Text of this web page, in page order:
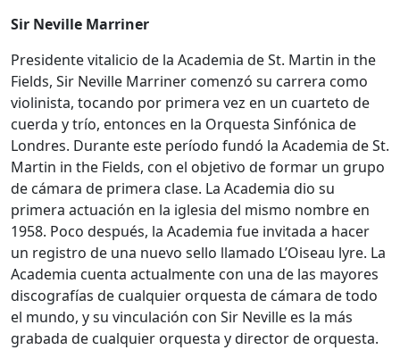
Sir Neville Marriner
Presidente vitalicio de la Academia de St. Martin in the
Fields, Sir Neville Marriner comenzó su carrera como
violinista, tocando por primera vez en un cuarteto de
cuerda y trío, entonces en la Orquesta Sinfónica de
Londres. Durante este período fundó la Academia de St.
Martin in the Fields, con el objetivo de formar un grupo
de cámara de primera clase. La Academia dio su
primera actuación en la iglesia del mismo nombre en
1958. Poco después, la Academia fue invitada a hacer
un registro de una nuevo sello llamado L’Oiseau lyre. La
Academia cuenta actualmente con una de las mayores
discografías de cualquier orquesta de cámara de todo
el mundo, y su vinculación con Sir Neville es la más
grabada de cualquier orquesta y director de orquesta.